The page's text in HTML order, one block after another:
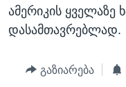
ამერიკის ყველაზე
დასამთავრებლად.
გაზიარება